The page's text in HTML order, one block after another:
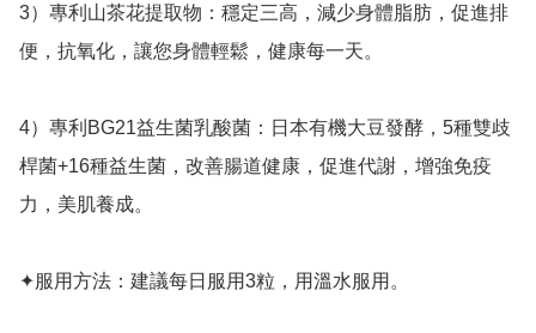
3）專利山茶花提取物：穩定三高，減少身體脂肪，促進排
便，抗氧化，讓您身體輕鬆，健康每一天。
4）專利BG21益生菌乳酸菌：日本有機大豆發酵，5種雙歧
桿菌+16種益生菌，改善腸道健康，促進代謝，增強免疫
力，美肌養成。
✦服用方法：建議每日服用3粒，用溫水服用。